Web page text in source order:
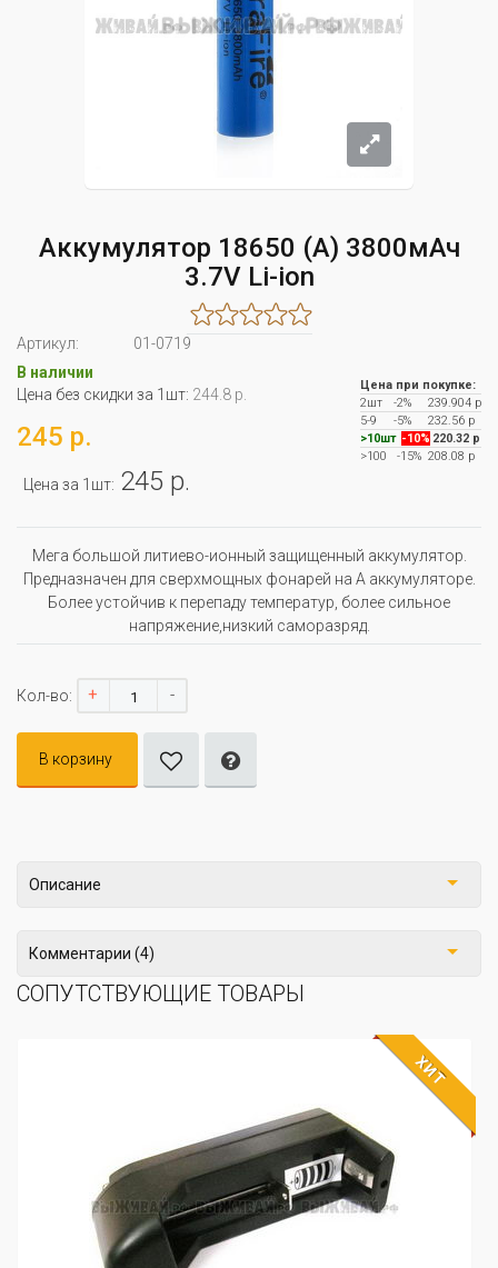
Аккумулятор 18650 (А) 3800мАч
3.7V Li-ion
Артикул:
01-0719
В наличии
Цена без скидки за 1шт: 244.8 р.
245 р.
Цена за 1шт: 245 р.
Цена при покупке:
2шт
-2%
239.904 р
5-9
-5%
232.56 р
>10шт -10% 220.32 р
>100
-15% 208.08 р
Мега большой литиево-ионный защищенный аккумулятор.
Предназначен для сверхмощных фонарей на А аккумуляторе.
Более устойчив к перепаду температур, более сильное
напряжение,низкий саморазряд.
Кол-во: + -
В корзину
Описание
Комментарии (4)
СОПУТСТВУЮЩИЕ ТОВАРЫ
ХИТ